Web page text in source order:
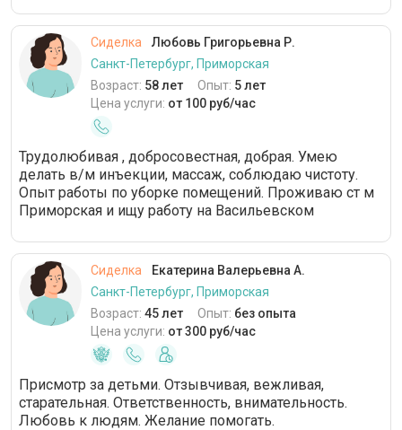
Сиделка
Любовь Григорьевна Р.
Санкт-Петербург, Приморская
Возраст: 58 лет Опыт: 5 лет
Цена услуги: от 100 руб/час
Трудолюбивая , добросовестная, добрая. Умею
делать в/м инъекции, массаж, соблюдаю чистоту.
Опыт работы по уборке помещений. Проживаю ст м
Приморская и ищу работу на Васильевском
Сиделка
Екатерина Валерьевна А.
Санкт-Петербург, Приморская
Возраст: 45 лет Опыт: без опыта
Цена услуги: от 300 руб/час
Присмотр за детьми. Отзывчивая, вежливая,
старательная. Ответственность, внимательность.
Любовь к людям. Желание помогать.